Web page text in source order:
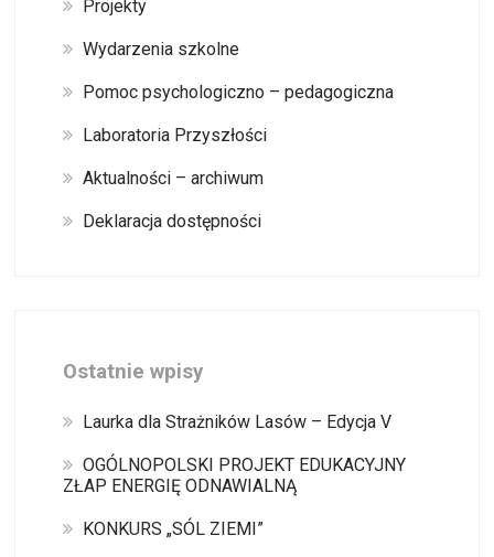
Projekty
Wydarzenia szkolne
Pomoc psychologiczno – pedagogiczna
Laboratoria Przyszłości
Aktualności – archiwum
Deklaracja dostępności
Ostatnie wpisy
Laurka dla Strażników Lasów – Edycja V
OGÓLNOPOLSKI PROJEKT EDUKACYJNY
ZŁAP ENERGIĘ ODNAWIALNĄ
KONKURS „SÓL ZIEMI”